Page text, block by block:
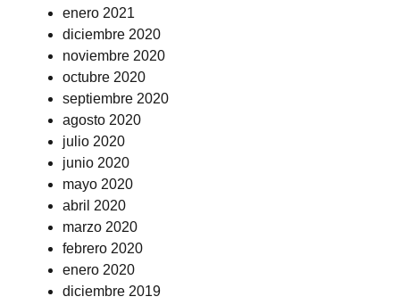
enero 2021
diciembre 2020
noviembre 2020
octubre 2020
septiembre 2020
agosto 2020
julio 2020
junio 2020
mayo 2020
abril 2020
marzo 2020
febrero 2020
enero 2020
diciembre 2019